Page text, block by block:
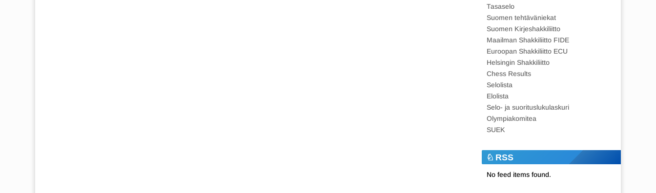
Tasaselo
Suomen tehtäväniekat
Suomen Kirjeshakkiliitto
Maailman Shakkiliitto FIDE
Euroopan Shakkiliitto ECU
Helsingin Shakkiliitto
Chess Results
Selolista
Elolista
Selo- ja suorituslukulaskuri
Olympiakomitea
SUEK
RSS
No feed items found.